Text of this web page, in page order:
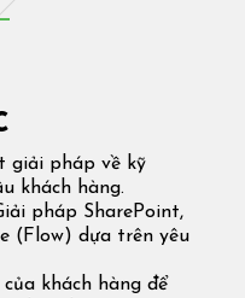
giải pháp về kỹ
khách hàng.
pháp SharePoint,
(Flow) dựa trên yêu
khách hàng để